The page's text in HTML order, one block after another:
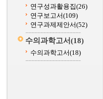
연구성과활용집(26)
연구보고서(109)
연구과제제안서(52)
수의과학고서(18)
수의과학고서(18)